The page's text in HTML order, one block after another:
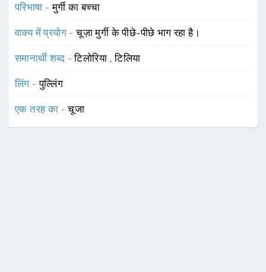
परिभाषा -मुर्गी का बच्चा
वाक्य में प्रयोग -चूज़ा मुर्गी के पीछे-पीछे भाग रहा है।
समानार्थी शब्द -टिलोरिया ,टिलिया
लिंग -पुल्लिंग
एक तरह का -चूजा